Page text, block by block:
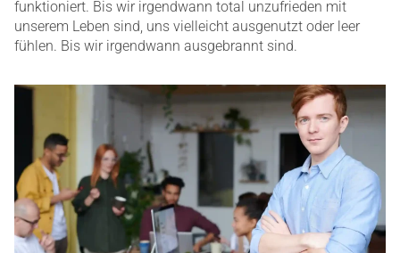
funktioniert. Bis wir irgendwann total unzufrieden mit
unserem Leben sind, uns vielleicht ausgenutzt oder leer
fühlen. Bis wir irgendwann ausgebrannt sind.